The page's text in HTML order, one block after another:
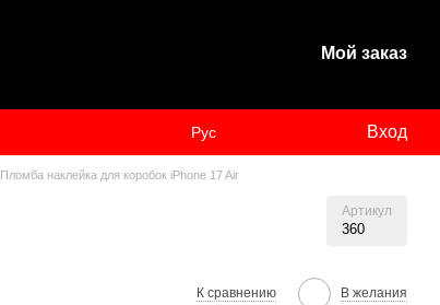
Мой заказ
Рус Вход
Пломба наклейка для коробок iPhone 17 Air
Артикул
360
К сравнению В желания